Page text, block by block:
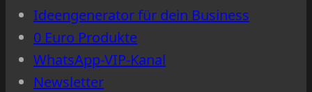
Ideengenerator für dein Business
0 Euro Produkte
WhatsApp-VIP-Kanal
Newsletter